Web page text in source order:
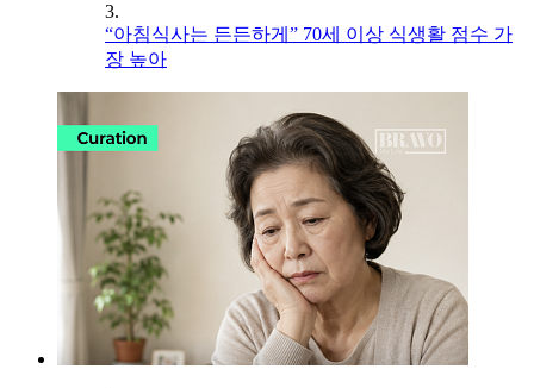
3.
“아침식사는 든든하게” 70세 이상 식생활 점수 가
장 높아